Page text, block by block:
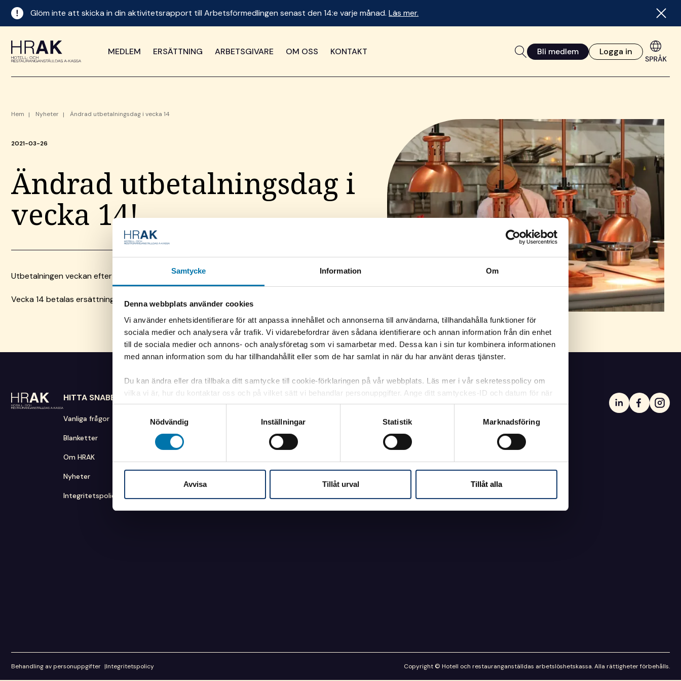
Samtycke Information Om
Denna webbplats använder cookies
Vi använder enhetsidentifierare för att anpassa innehållet och annonserna till användarna, tillhandahålla funktioner för
sociala medier och analysera vår trafik. Vi vidarebefordrar även sådana identifierare och annan information från din enhet
till de sociala medier och annons- och analysföretag som vi samarbetar med. Dessa kan i sin tur kombinera informationen
med annan information som du har tillhandahållit eller som de har samlat in när du har använt deras tjänster.
Du kan ändra eller dra tillbaka ditt samtycke till cookie-förklaringen på vår webbplats. Läs mer i vår sekretesspolicy om
vilka vi är, hur du kontaktar oss och på vilket sätt vi behandlar personuppgifter. Ange ditt samtyckes-ID och datum för när
du kontaktade oss gällande ditt samtycke. Du kan även själv ändra ditt samtycke direkt genom att klicka på knappnålen
nere till vänster på sidan.
Nödvändig
Inställningar Statistik Marknadsföring
Avvisa Tillåt urval Tillåt alla
Glöm inte att skicka in din aktivitetsrapport till Arbetsförmedlingen senast den 14:e varje månad.Läs mer.
MEDLEM ERSÄTTNING ARBETSGIVARE OM OSS KONTAKT Bli medlem Logga in
Hem Nyheter Ändrad utbetalningsdag i vecka 14
2021-03-26
Ändrad utbetalningsdag i
vecka 14!
Utbetalningen veckan efter påsk är på fredagen på grund av att det är en röd dag på måndagen.
Vecka 14 betalas ersättningen ut fredagen den 9 april istället för torsdagen den 8 april.
HITTA SNABBT
Vanliga frågor
Blanketter
Om HRAK
Nyheter
Integritetspolicy
SKICKA HANDLINGAR
938 88 Arjeplog
RING OSS
0771 - 43 50 60
Måndag och torsdag: 13-15
Tisdag, onsdag och fredag: 9-11
Behandling av personuppgifter |Integritetspolicy Copyright © Hotell och restauranganställdas arbetslöshetskassa. Alla rättigheter förbehålls.